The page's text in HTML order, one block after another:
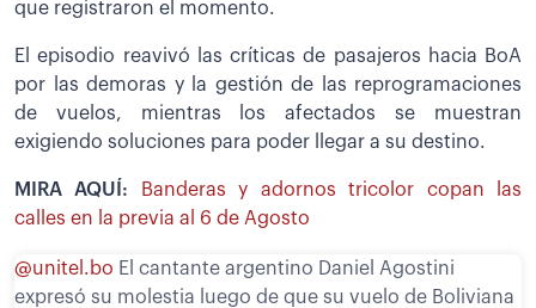
que registraron el momento.
El episodio reavivó las críticas de pasajeros hacia BoA
por las demoras y la gestión de las reprogramaciones
de vuelos, mientras los afectados se muestran
exigiendo soluciones para poder llegar a su destino.
MIRA AQUÍ:
Banderas y adornos tricolor copan las
calles en la previa al 6 de Agosto
@unitel.bo El cantante argentino Daniel Agostini
expresó su molestia luego de que su vuelo de Boliviana